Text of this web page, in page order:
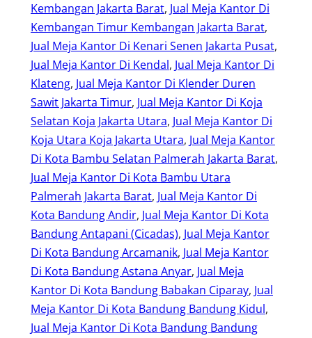
Kembangan Jakarta Barat, Jual Meja Kantor Di
Kembangan Timur Kembangan Jakarta Barat
Jual Meja Kantor Di Kenari Senen Jakarta Pusat
Jual Meja Kantor Di Kendal, Jual Meja Kantor Di
Klateng, Jual Meja Kantor Di Klender Duren
Sawit Jakarta Timur, Jual Meja Kantor Di Koja
Selatan Koja Jakarta Utara, Jual Meja Kantor Di
Koja Utara Koja Jakarta Utara, Jual Meja Kantor
Di Kota Bambu Selatan Palmerah Jakarta Barat
Jual Meja Kantor Di Kota Bambu Utara
Palmerah Jakarta Barat, Jual Meja Kantor Di
Kota Bandung Andir, Jual Meja Kantor Di Kota
Bandung Antapani (Cicadas), Jual Meja Kantor
Di Kota Bandung Arcamanik, Jual Meja Kantor
Di Kota Bandung Astana Anyar, Jual Meja
Kantor Di Kota Bandung Babakan Ciparay, Jual
Meja Kantor Di Kota Bandung Bandung Kidul
Jual Meja Kantor Di Kota Bandung Bandung